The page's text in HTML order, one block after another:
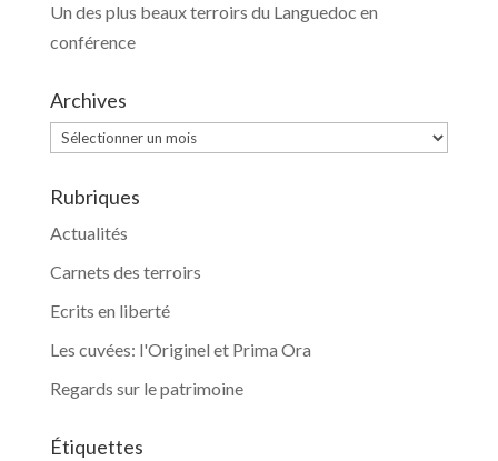
Un des plus beaux terroirs du Languedoc en
conférence
Archives
Archives
Rubriques
Actualités
Carnets des terroirs
Ecrits en liberté
Les cuvées: l'Originel et Prima Ora
Regards sur le patrimoine
Étiquettes